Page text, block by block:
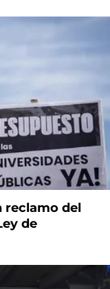
reclamo del
de